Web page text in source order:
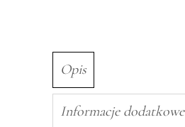
Opis
Informacje dodatkowe